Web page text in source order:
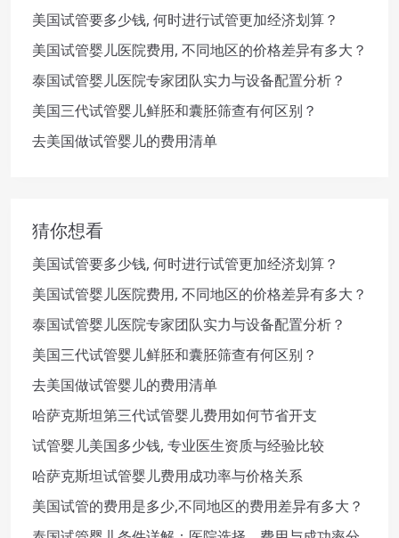
美国试管要多少钱, 何时进行试管更加经济划算？
美国试管婴儿医院费用, 不同地区的价格差异有多大？
泰国试管婴儿医院专家团队实力与设备配置分析？
美国三代试管婴儿鲜胚和囊胚筛查有何区别？
去美国做试管婴儿的费用清单
猜你想看
美国试管要多少钱, 何时进行试管更加经济划算？
美国试管婴儿医院费用, 不同地区的价格差异有多大？
泰国试管婴儿医院专家团队实力与设备配置分析？
美国三代试管婴儿鲜胚和囊胚筛查有何区别？
去美国做试管婴儿的费用清单
哈萨克斯坦第三代试管婴儿费用如何节省开支
试管婴儿美国多少钱, 专业医生资质与经验比较
哈萨克斯坦试管婴儿费用成功率与价格关系
美国试管的费用是多少,不同地区的费用差异有多大？